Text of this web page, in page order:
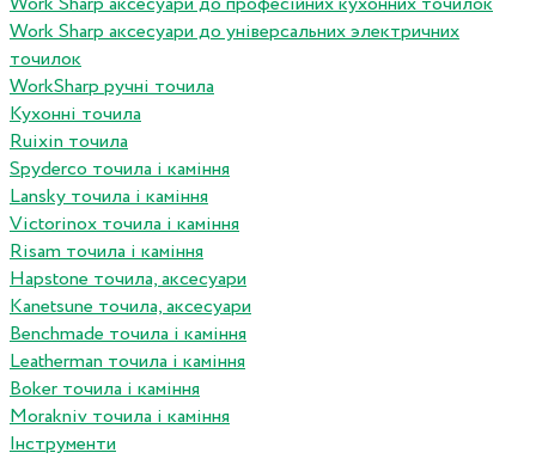
Work Sharp аксесуари до унiверсальних электричних
точилок
WorkSharp ручні точила
Кухонні точила
Ruixin точила
Spyderco точила і каміння
Lansky точила і каміння
Victorinox точила і каміння
Risam точила і каміння
Hapstone точила, аксесуари
Kanetsune точила, аксесуари
Benchmade точила і каміння
Leatherman точила і каміння
Boker точила і каміння
Morakniv точила і каміння
Інструменти